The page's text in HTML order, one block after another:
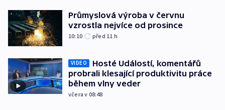
Průmyslová výroba v červnu
vzrostla nejvíce od prosince
10:10 před 11 h
VIDEO
Hosté Událostí, komentářů
probrali klesající produktivitu práce
během vlny veder
včera v 08:48